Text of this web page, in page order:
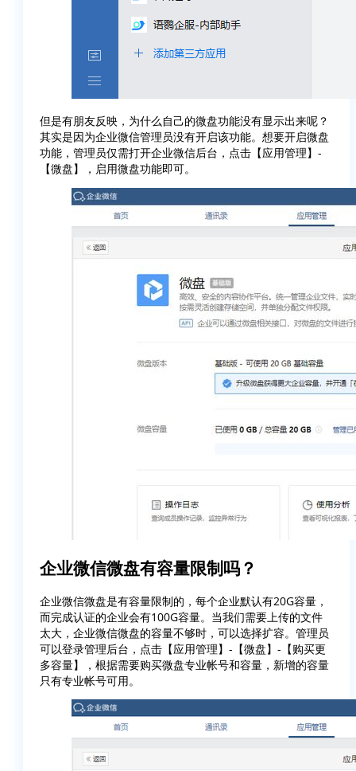
但是有朋友反映，为什么自己的微盘功能没有显示出来呢？
其实是因为企业微信管理员没有开启该功能。想要开启微盘
功能，管理员仅需打开企业微信后台，点击【应用管理】-
【微盘】，启用微盘功能即可。
企业微信微盘有容量限制吗？
企业微信微盘是有容量限制的，每个企业默认有20G容量，
而完成认证的企业会有100G容量。当我们需要上传的文件
太大，企业微信微盘的容量不够时，可以选择扩容。管理员
可以登录管理后台，点击【应用管理】-【微盘】-【购买更
多容量】，根据需要购买微盘专业帐号和容量，新增的容量
只有专业帐号可用。